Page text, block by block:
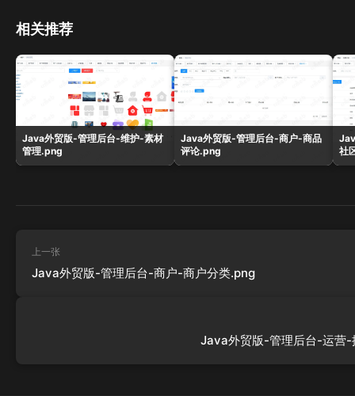
相关推荐
Java外贸版-管理后台-维护-素材
管理.png
Java外贸版-管理后台-商户-商品
评论.png
社
上一张
Java外贸版-管理后台-商户-商户分类.png
Java外贸版-管理后台-运营-